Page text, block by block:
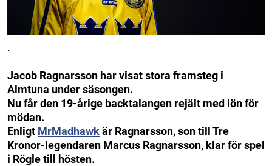
.
Jacob Ragnarsson har visat stora framsteg i
Almtuna under säsongen.
Nu får den 19-årige backtalangen rejält med lön för
mödan.
Enligt MrMadhawkär Ragnarsson, son till Tre
Kronor-legendaren Marcus Ragnarsson, klar för spel
i Rögle till hösten.